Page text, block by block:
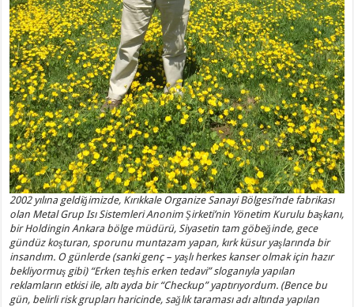
2002 yılına geldiğimizde, Kırıkkale Organize Sanayi Bölgesi’nde fabrikası
olan Metal Grup Isı Sistemleri Anonim Şirketi’nin Yönetim Kurulu başkanı,
bir Holdingin Ankara bölge müdürü, Siyasetin tam göbeğinde, gece
gündüz koşturan, sporunu muntazam yapan, kırk küsur yaşlarında bir
insandım. O günlerde (sanki genç – yaşlı herkes kanser olmak için hazır
bekliyormuş gibi) “Erken teşhis erken tedavi” sloganıyla yapılan
reklamların etkisi ile, altı ayda bir “Checkup” yaptırıyordum. (Bence bu
gün, belirli risk grupları haricinde, sağlık taraması adı altında yapılan